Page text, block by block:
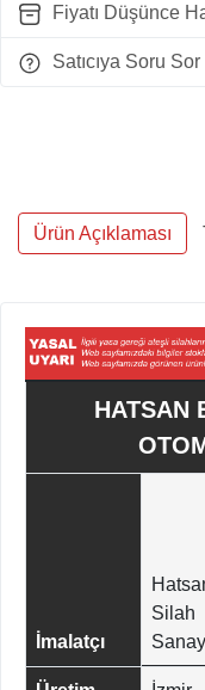
Fiyatı Düşünce
Satıcıya Soru Sor
Ürün Açıklaması
HATSAN
İmalatçı
Silah